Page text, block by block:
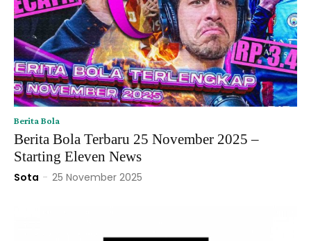
Berita Bola
Berita Bola Terbaru 25 November 2025 –
Starting Eleven News
Sota - 25 November 2025